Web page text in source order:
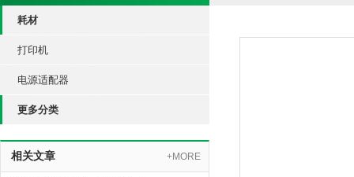
耗材
打印机
电源适配器
更多分类
相关文章 +MORE